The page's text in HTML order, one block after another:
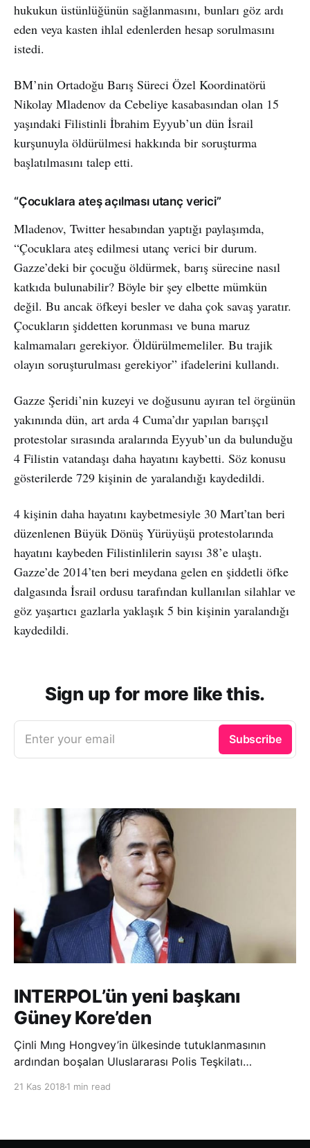
hukukun üstünlüğünün sağlanmasını, bunları göz ardı
eden veya kasten ihlal edenlerden hesap sorulmasını
istedi.
BM’nin Ortadoğu Barış Süreci Özel Koordinatörü
Nikolay Mladenov da Cebeliye kasabasından olan 15
yaşındaki Filistinli İbrahim Eyyub’un dün İsrail
kurşunuyla öldürülmesi hakkında bir soruşturma
başlatılmasını talep etti.
“Çocuklara ateş açılması utanç verici”
Mladenov, Twitter hesabından yaptığı paylaşımda,
“Çocuklara ateş edilmesi utanç verici bir durum.
Gazze’deki bir çocuğu öldürmek, barış sürecine nasıl
katkıda bulunabilir? Böyle bir şey elbette mümkün
değil. Bu ancak öfkeyi besler ve daha çok savaş yaratır.
Çocukların şiddetten korunması ve buna maruz
kalmamaları gerekiyor. Öldürülmemeliler. Bu trajik
olayın soruşturulması gerekiyor” ifadelerini kullandı.
Gazze Şeridi’nin kuzeyi ve doğusunu ayıran tel örgünün
yakınında dün, art arda 4 Cuma’dır yapılan barışçıl
protestolar sırasında aralarında Eyyub’un da bulunduğu
4 Filistin vatandaşı daha hayatını kaybetti. Söz konusu
gösterilerde 729 kişinin de yaralandığı kaydedildi.
4 kişinin daha hayatını kaybetmesiyle 30 Mart’tan beri
düzenlenen Büyük Dönüş Yürüyüşü protestolarında
hayatını kaybeden Filistinlilerin sayısı 38’e ulaştı.
Gazze’de 2014’ten beri meydana gelen en şiddetli öfke
dalgasında İsrail ordusu tarafından kullanılan silahlar ve
göz yaşartıcı gazlarla yaklaşık 5 bin kişinin yaralandığı
kaydedildi.
Sign up for more like this.
Enter your email Subscribe
INTERPOL’ün yeni başkanı
Güney Kore’den
Çinli Mıng Hongvey’in ülkesinde tutuklanmasının
ardından boşalan Uluslararası Polis Teşkilatı
21 Kas 2018 1 min read